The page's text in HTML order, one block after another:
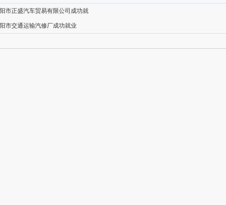
市正盛汽车贸易有限公司成功就
市交通运输汽修厂成功就业